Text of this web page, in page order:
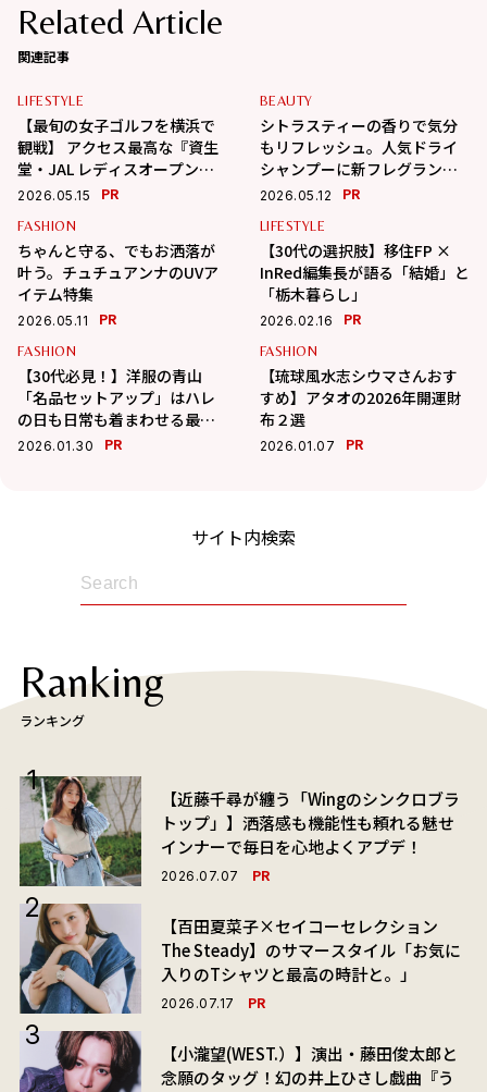
Related Article
関連記事
LIFESTYLE
【最旬の女子ゴルフを横浜で
観戦】 アクセス最高な『資生
堂・JAL レディスオープン』
が7月2日～5日開催。女子プロ
を受ける4日間
2026.05.15 PR
BEAUTY
シトラスティーの香りで気分
もリフレッシュ。人気ドライ
シャンプーに新フレグランス
登場
2026.05.12 PR
FASHION
ちゃんと守る、でもお洒落が
叶う。チュチュアンナのUVア
イテム特集
2026.05.11 PR
LIFESTYLE
【30代の選択肢】移住FP ×
InRed編集長が語る「結婚」と
「栃木暮らし」
2026.02.16 PR
FASHION
【30代必見！】洋服の青山
「名品セットアップ」はハレ
の日も日常も着まわせる最強
の一着
2026.01.30 PR
FASHION
【琉球風水志シウマさんおす
すめ】アタオの2026年開運財
布２選
2026.01.07 PR
サイト内検索
Ranking
ランキング
【近藤千尋が纏う「Wingのシンクロブラ
トップ」】洒落感も機能性も頼れる魅せ
インナーで毎日を心地よくアプデ！
2026.07.07 PR
【百田夏菜子×セイコーセレクション
The Steady】のサマースタイル「お気に
入りのTシャツと最高の時計と。」
2026.07.17 PR
【小瀧望(WEST.）】演出・藤田俊太郎と
念願のタッグ！幻の井上ひさし戯曲『う